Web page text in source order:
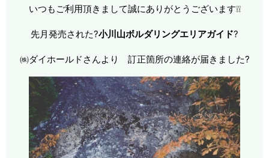
いつもご利用頂きまして誠にありがとうございます❕❕
先月発売された?小川山ボルダリングエリアガイド?
㈱ダイホールドさんより 訂正箇所の連絡が届きました?